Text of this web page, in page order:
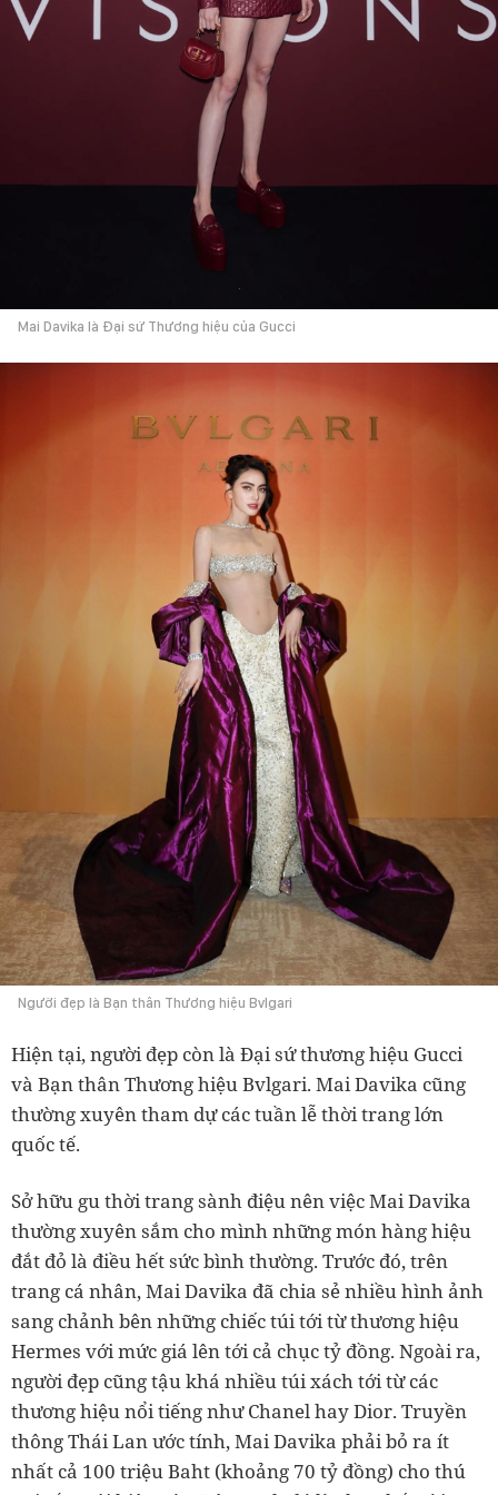
Mai Davika là Đại sứ Thương hiệu của Gucci
Người đẹp là Bạn thân Thương hiệu Bvlgari
Hiện tại, người đẹp còn là Đại sứ thương hiệu Gucci
và Bạn thân Thương hiệu Bvlgari. Mai Davika cũng
thường xuyên tham dự các tuần lễ thời trang lớn
quốc tế.
Sở hữu gu thời trang sành điệu nên việc Mai Davika
thường xuyên sắm cho mình những món hàng hiệu
đắt đỏ là điều hết sức bình thường. Trước đó, trên
trang cá nhân, Mai Davika đã chia sẻ nhiều hình ảnh
sang chảnh bên những chiếc túi tới từ thương hiệu
Hermes với mức giá lên tới cả chục tỷ đồng. Ngoài ra,
người đẹp cũng tậu khá nhiều túi xách tới từ các
thương hiệu nổi tiếng như Chanel hay Dior. Truyền
thông Thái Lan ước tính, Mai Davika phải bỏ ra ít
nhất cả 100 triệu Baht (khoảng 70 tỷ đồng) cho thú